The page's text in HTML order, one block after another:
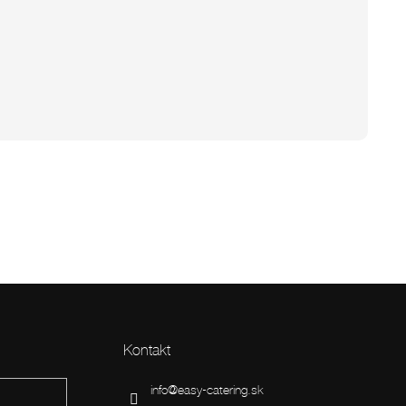
Kontakt
info@easy-catering.sk